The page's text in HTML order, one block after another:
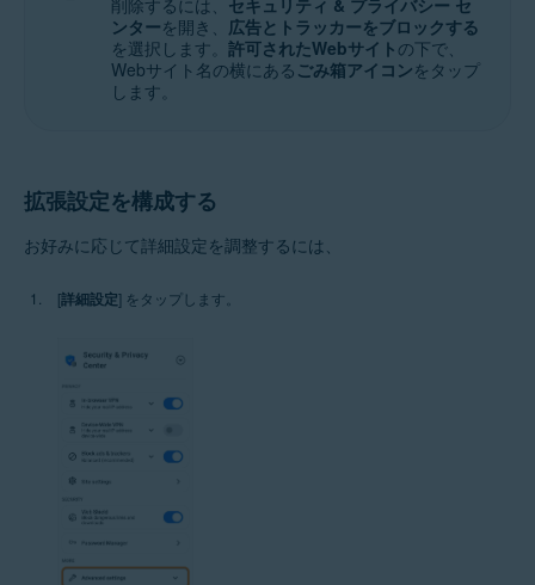
削除するには、 セキュリティ & プライバシー セ
ンターを開き、 広告とトラッカーをブロックする
を選択します。 許可されたWebサイト の下で、
Webサイト名の横にある ごみ箱アイコンをタップ
します。
拡張設定を構成する
お好みに応じて詳細設定を調整するには、
[詳細設定] をタップします。